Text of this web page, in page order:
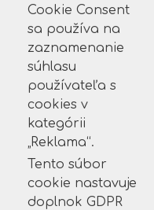
Cookie Consent
sa používa na
zaznamenanie
súhlasu
používateľa s
cookies v
kategórii
„Reklama“.
Tento súbor
cookie nastavuje
doplnok GDPR